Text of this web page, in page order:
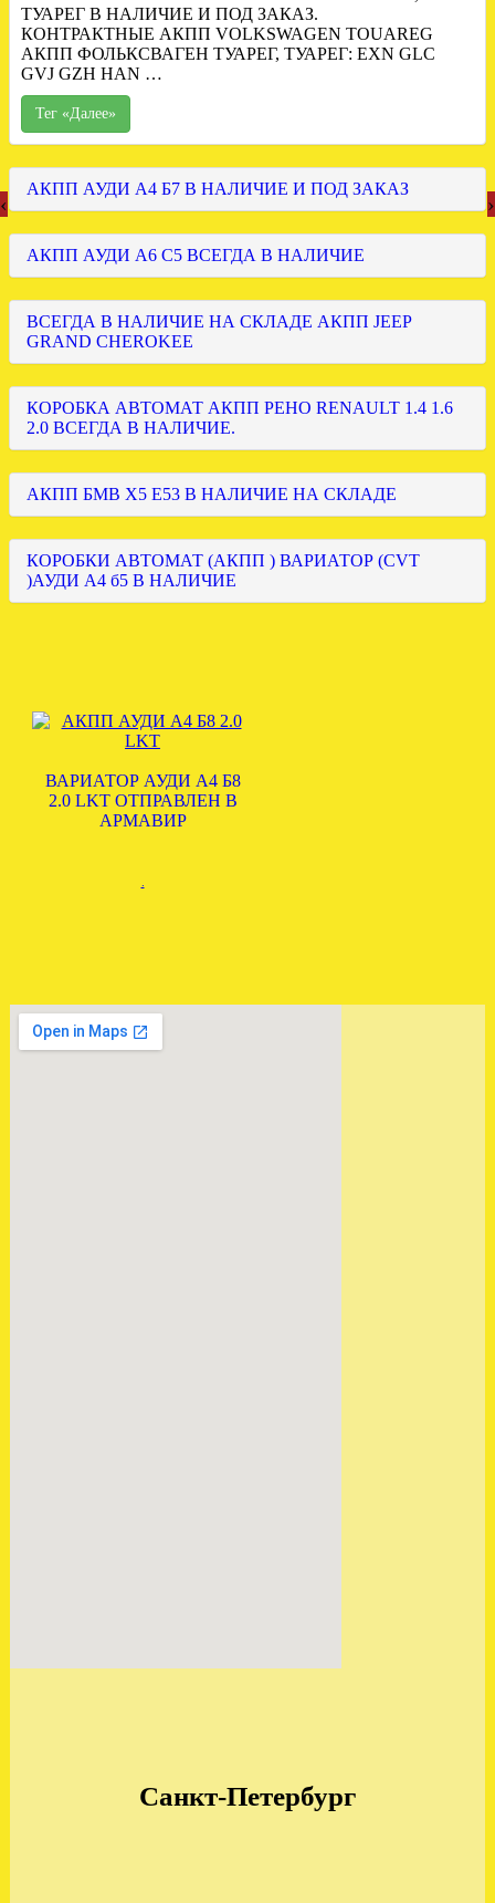
ТУАРЕГ В НАЛИЧИЕ И ПОД ЗАКАЗ.
КОНТРАКТНЫЕ АКПП VOLKSWAGEN TOUAREG
АКПП ФОЛЬКСВАГЕН ТУАРЕГ, ТУАРЕГ: EXN GLC
GVJ GZH HAN …
Тег «Далее»
АКПП АУДИ А4 Б7 В НАЛИЧИЕ И ПОД ЗАКАЗ
АКПП АУДИ А6 С5 ВСЕГДА В НАЛИЧИЕ
ВСЕГДА В НАЛИЧИЕ НА СКЛАДЕ АКПП JEEP
GRAND CHEROKEE
КОРОБКА АВТОМАТ АКПП РЕНО RENAULT 1.4 1.6
2.0 ВСЕГДА В НАЛИЧИЕ.
АКПП БМВ Х5 Е53 В НАЛИЧИЕ НА СКЛАДЕ
КОРОБКИ АВТОМАТ (АКПП ) ВАРИАТОР (CVT
)АУДИ А4 б5 В НАЛИЧИЕ
ВАРИАТОР АУДИ А4 Б8
2.0 LKT ОТПРАВЛЕН В
АРМАВИР
Вариатор Ауди А6 3.0 FSA
6СТ
‹ ›
Санкт-Петербург